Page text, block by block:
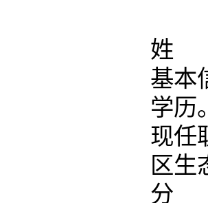
姓
基本
学历
现任
区生
分